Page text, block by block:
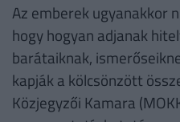
Az emberek ugyanakkor
hogy hogyan adjanak
barátaiknak,
kapják a kölcsönzött
Közjegyzői Kamara